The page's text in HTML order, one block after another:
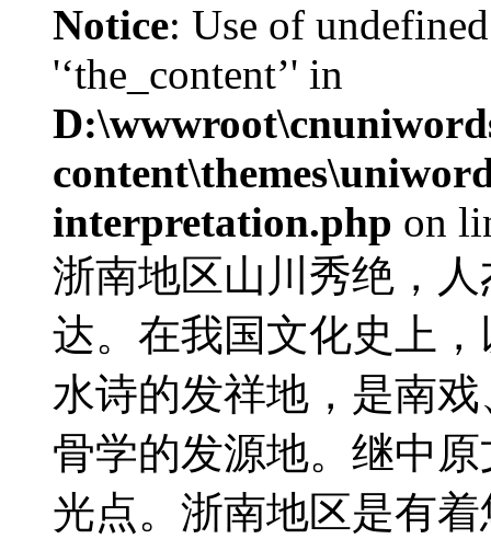
Notice: Use of
'‘the_content’' in
interpretation.php on
浙南地区山川秀绝，
达。在我国文化史上
水诗的发祥地，是南
骨学的发源地。继中
光点。浙南地区是有